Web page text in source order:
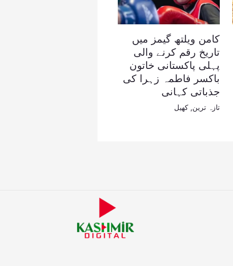
کامن ویلتھ گیمز میں
تاریخ رقم کرنے والی
پہلی پاکستانی خاتون
باکسر فاطمہ زہرا کی
جذباتی کہانی
تازہ ترین کھیل